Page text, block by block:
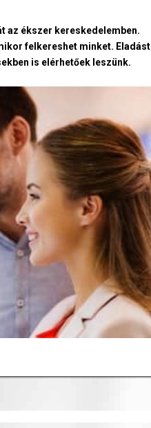
az ékszer kereskedelemben.
felkereshet minket. Eladást
is elérhetőek leszünk.